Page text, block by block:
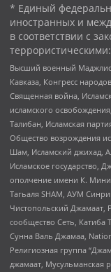
* Единый
иностранных и
в соответствии с
террористическими:
Высший военный
Кавказа, Конгресс
Священная война,
исламского
Талибан, Исламская
Общество возрождения
Шам, Исламский джихад,
Исламское государство,
ополчение имени К.
Тагьаля SHAM, АУМ
Чистопольский Джамаат,
сообщество Сеть,
Сунна Валь Джамаа,
Религиозная группа
джамаат, Мусульманская